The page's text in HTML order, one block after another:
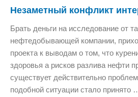
Незаметный конфликт
Брать деньги на исследование от
нефтедобывающей компании,
проекта к выводам о том, что
здоровья а рисков разлива нефти
существует действительно
подобной ситуации стало принято